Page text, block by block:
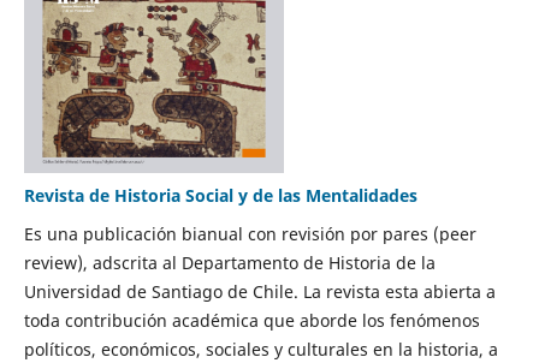
Revista de Historia Social y de las Mentalidades
Es una publicación bianual con revisión por pares (peer
review), adscrita al Departamento de Historia de la
Universidad de Santiago de Chile. La revista esta abierta a
toda contribución académica que aborde los fenómenos
políticos, económicos, sociales y culturales en la historia, a